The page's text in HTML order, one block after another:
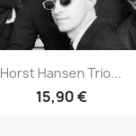
Horst Hansen Trio...
15,90 €